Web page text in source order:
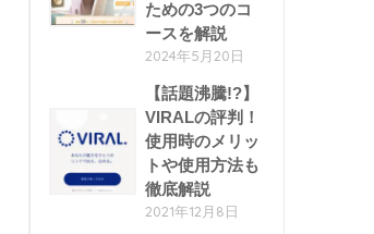
ための3つのコ
ースを解説
2024年5月20日
【話題沸騰!?】
VIRALの評判！
使用時のメリッ
トや使用方法も
徹底解説
2021年12月8日